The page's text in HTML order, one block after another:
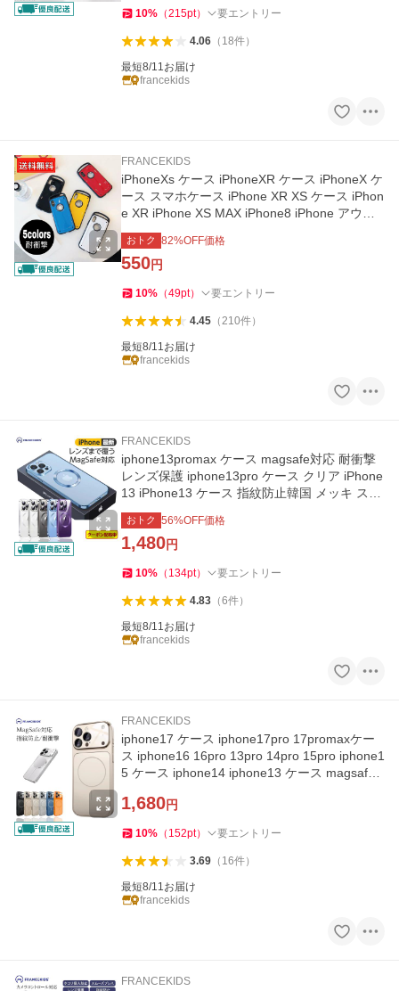
10% （215pt） 要エントリー
4.06（ 18件）
最短8/11お届け
francekids
FRANCEKIDS
iPhoneXs ケース iPhoneXR ケース iPhoneX ケ
ース スマホケース iPhone XR XS ケース iPhon
e XR iPhone XS MAX iPhone8 iPhone アウト
ドア
おトク 82%OFF価格
550円
10% （49pt） 要エントリー
4.45（210件）
最短8/11お届け
francekids
FRANCEKIDS
iphone13promax ケース magsafe対応 耐衝撃
レンズ保護 iphone13pro ケース クリア iPhone
13 iPhone13 ケース 指紋防止韓国 メッキ スト
ラップ穴 マグセーフ
おトク 56%OFF価格
1,480円
10% （ 134pt） 要エントリー
4.83（6件）
最短8/11お届け
francekids
FRANCEKIDS
iphone17 ケース iphone17pro 17promaxケー
ス iphone16 16pro 13pro 14pro 15pro iphone1
5 ケース iphone14 iphone13 ケース magsafe
1,680円
10% （ 152pt） 要エントリー
3.69（ 16件）
最短8/11お届け
francekids
FRANCEKIDS